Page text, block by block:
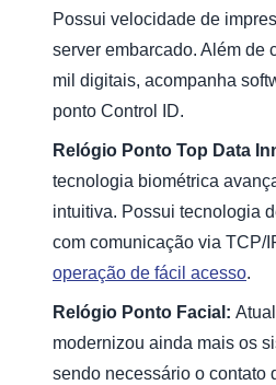
Possui velocidade de
server embarcado. Além de
mil digitais, acompanha
ponto Control ID.
Relógio Ponto Top Data
tecnologia biométrica
intuitiva. Possui tecnologia
com comunicação via TCP/
operação de fácil acesso.
Relógio Ponto Facial:
modernizou ainda mais os
sendo necessário o contato